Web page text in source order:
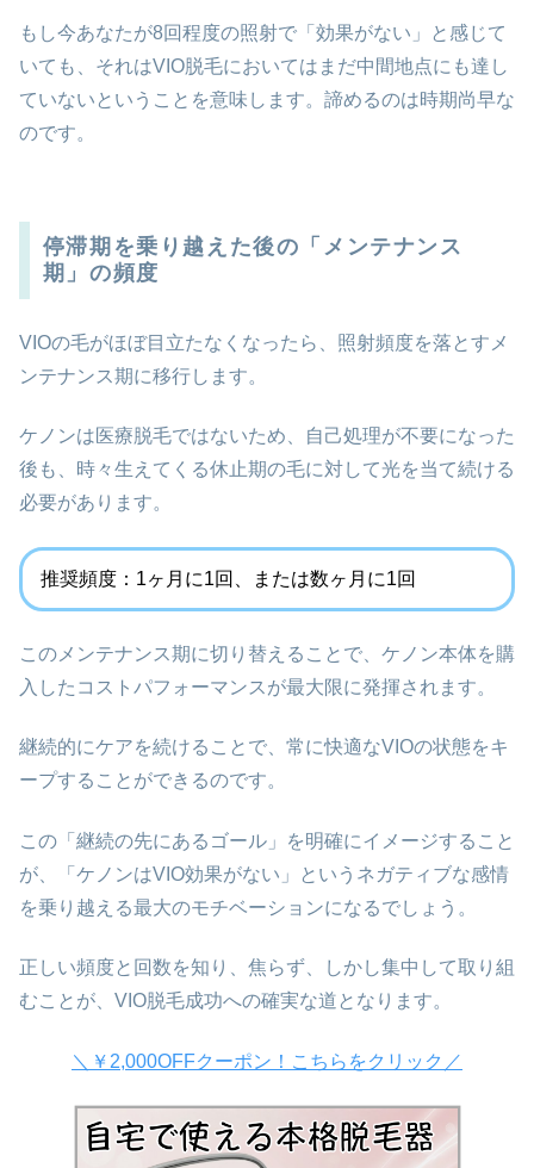
もし今あなたが8回程度の照射で「効果がない」と感じて
いても、それはVIO脱毛においてはまだ中間地点にも達し
ていないということを意味します。諦めるのは時期尚早な
のです。
停滞期を乗り越えた後の「メンテナンス
期」の頻度
VIOの毛がほぼ目立たなくなったら、照射頻度を落とすメ
ンテナンス期に移行します。
ケノンは医療脱毛ではないため、自己処理が不要になった
後も、時々生えてくる休止期の毛に対して光を当て続ける
必要があります。
推奨頻度：1ヶ月に1回、または数ヶ月に1回
このメンテナンス期に切り替えることで、ケノン本体を購
入したコストパフォーマンスが最大限に発揮されます。
継続的にケアを続けることで、常に快適なVIOの状態をキ
ープすることができるのです。
この「継続の先にあるゴール」を明確にイメージすること
が、「ケノンはVIO効果がない」というネガティブな感情
を乗り越える最大のモチベーションになるでしょう。
正しい頻度と回数を知り、焦らず、しかし集中して取り組
むことが、VIO脱毛成功への確実な道となります。
＼￥2,000OFFクーポン！こちらをクリック／